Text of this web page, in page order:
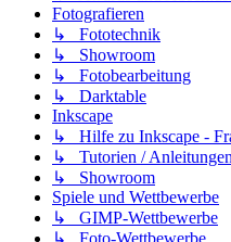
Fotografieren
↳ Fototechnik
↳ Showroom
↳ Fotobearbeitung
↳ Darktable
Inkscape
↳ Hilfe zu Inkscape -
↳ Tutorien / Anleitungen
↳ Showroom
Spiele und Wettbewerbe
↳ GIMP-Wettbewerbe
↳ Foto-Wettbewerbe